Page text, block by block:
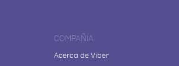
COMPAÑÍA
Acerca de Viber